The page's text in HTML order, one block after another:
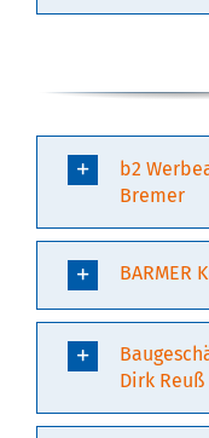
b2
Bremer
BARMER
Dirk Reuß